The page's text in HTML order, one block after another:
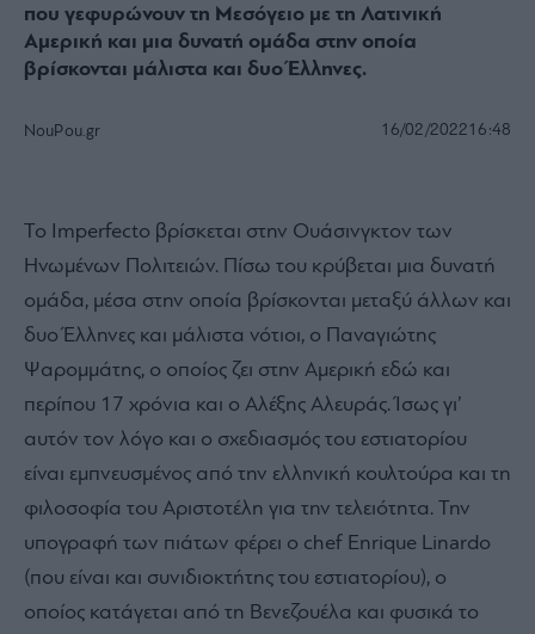
που γεφυρώνουν τη Μεσόγειο με τη Λατινική
Αμερική και μια δυνατή ομάδα στην οποία
βρίσκονται μάλιστα και δυο Έλληνες.
NouPou.gr 16/02/202216:48
Το Imperfecto βρίσκεται στην Ουάσινγκτον των
Ηνωμένων Πολιτειών. Πίσω του κρύβεται μια δυνατή
ομάδα, μέσα στην οποία βρίσκονται μεταξύ άλλων και
δυο Έλληνες και μάλιστα νότιοι, ο Παναγιώτης
Ψαρομμάτης, ο οποίος ζει στην Αμερική εδώ και
περίπου 17 χρόνια και ο Αλέξης Αλευράς. Ίσως γι’
αυτόν τον λόγο και ο σχεδιασμός του εστιατορίου
είναι εμπνευσμένος από την ελληνική κουλτούρα και τη
φιλοσοφία του Αριστοτέλη για την τελειότητα. Την
υπογραφή των πιάτων φέρει ο chef Enrique Linardo
(που είναι και συνιδιοκτήτης του εστιατορίου), ο
οποίος κατάγεται από τη Βενεζουέλα και φυσικά το